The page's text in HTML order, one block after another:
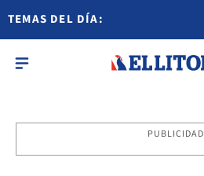
TEMAS DEL DÍA:
PUBLICIDAD